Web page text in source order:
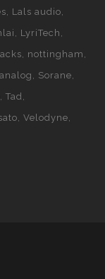
Lals audio
LyriTech
nottingham
Sorane
Tad
Velodyne